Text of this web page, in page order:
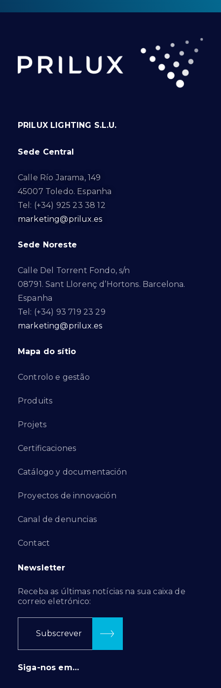
PRILUX LIGHTING S.L.U.
Sede Central
Calle Río Jarama, 149
45007 Toledo. Espanha
Tel: (+34) 925 23 38 12
marketing@prilux.es
Sede Noreste
Calle Del Torrent Fondo, s/n
08791. Sant Llorenç d’Hortons. Barcelona.
Espanha
Tel: (+34) 93 719 23 29
marketing@prilux.es
Mapa do sítio
Controlo e gestão
Produits
Projets
Certificaciones
Catálogo y documentación
Proyectos de innovación
Canal de denuncias
Contact
Newsletter
Receba as últimas notícias na sua caixa de
correio eletrónico:
Subscrever
Siga-nos em…